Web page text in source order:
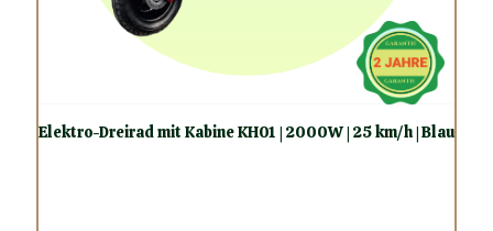
Elektro-Dreirad mit Kabine KH01 | 2000W | 25 km/h | Blau